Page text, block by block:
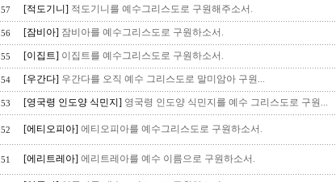
[적도기니] 적도기니를 예수그리스도로 구원해주소서.
[잠비아] 잠비아를 예수그리스도로 구원하소서.
[이집트] 이집트를 예수그리스도로 구원하소서.
[우간다] 우간다를 오직 예수 그리스도로 말미암아 구원...
[영국령 인도양 식민지] 영국령 인도양 식민지를 예수 그리스도로 구원...
[에티오피아] 에티오피아를 예수그리스도로 구원하소서.
[에리트레아] 에리트레아를 예수 이름으로 구원하소서.